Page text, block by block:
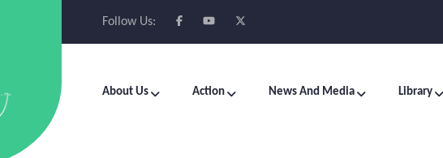
Follow Us:
About Us Action News And Media Library